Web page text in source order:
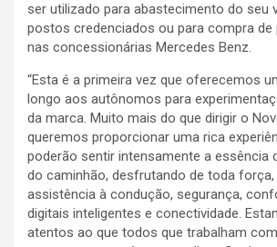
ser utilizado para abastecimento do seu
postos credenciados ou para compra de
nas concessionárias Mercedes Benz.
“Esta é a primeira vez que oferecemos
longo aos autônomos para
da marca. Muito mais do que dirigir o
queremos proporcionar uma rica
poderão sentir intensamente a essência
do caminhão, desfrutando de toda
assistência à condução, segurança,
digitais inteligentes e conectividade.
atentos ao que todos que trabalham